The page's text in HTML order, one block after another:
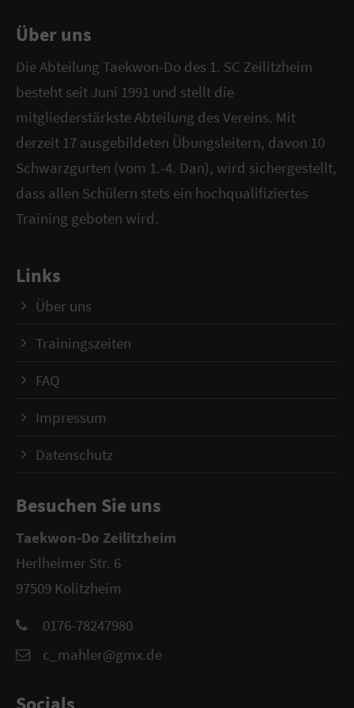
Have any questions?
+44 1234 567 890
Drop us a line
info@yourdomain.com
About us
Lorem ipsum dolor sit amet, consectetuer
Aenean commodo ligula eget dolor. Aenean
massa. Cum sociis natoque penatibus et
ridiculus mus. Donec quam felis, ultricies nec.
Über uns
Die Abteilung Taekwon-Do des 1. SC Zeilitzheim
besteht seit Juni 1991 und stellt die
mitgliederstärkste Abteilung des Vereins. Mit
derzeit 17 ausgebildeten Übungsleitern, davon 10
Schwarzgurten (vom 1.-4. Dan), wird sichergestellt,
dass allen Schülern stets ein hochqualifiziertes
Training geboten wird.
Links
Über uns
Trainingszeiten
FAQ
Impressum
Datenschutz
Besuchen Sie uns
Taekwon-Do Zeilitzheim
Herlheimer Str. 6
97509 Kolitzheim
0176-78247980
c_mahler@gmx.de